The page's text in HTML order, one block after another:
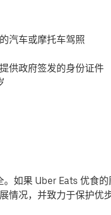
汽车或摩托车驾照
供政府签发的身份证件
如果 Uber Eats 优食
况，并致力于保护优